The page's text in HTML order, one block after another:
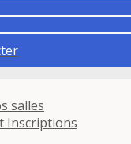
salles
Inscriptions